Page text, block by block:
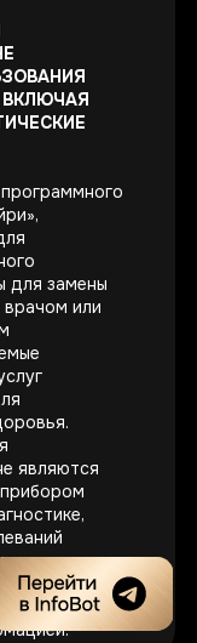
ВКЛЮЧАЯ
для замены
или
являются
полученная